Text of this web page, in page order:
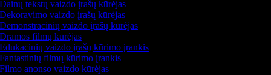
tekstų vaizdo įrašų kūrėjas
vaizdo įrašų kūrėjas
vaizdo įrašų kūrėjas
filmų kūrėjas
vaizdo įrašų kūrimo įrankis
filmų kūrimo įrankis
anonso vaizdo kūrėjas